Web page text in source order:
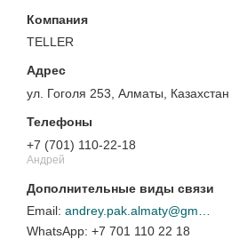
TELLER
ул. Гоголя 253, Алматы, Казахстан
+7 (701) 110-22-18
Андрей
+7 701 110 22 18